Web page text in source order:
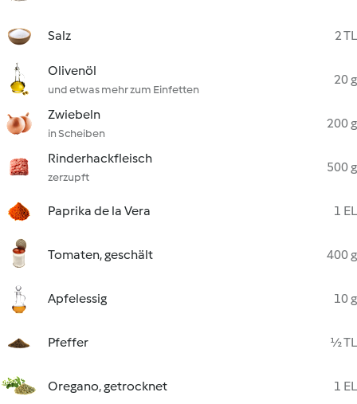
Salz 2 TL
Olivenöl
und etwas mehr zum Einfetten
20 g
Zwiebeln
in Scheiben
200 g
Rinderhackfleisch
zerzupft
500 g
Paprika de la Vera 1 EL
Tomaten, geschält 400 g
Apfelessig 10 g
Pfeffer ½ TL
Oregano, getrocknet 1 EL